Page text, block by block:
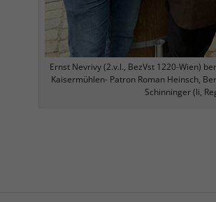
Ernst Nevrivy (2.v.l., BezVst 1220-Wien)
Kaisermühlen- Patron Roman Heinsch,
Schinninger (li,